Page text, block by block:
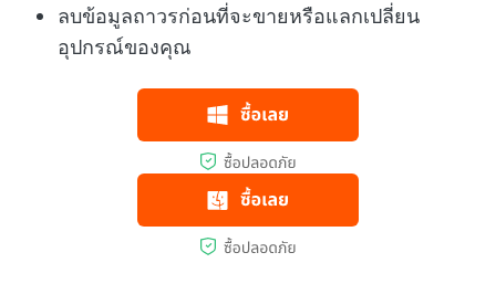
ลบข้อมูลถาวรก่อนที่จะขายหรือแลกเปลี่ยน
อุปกรณ์ของคุณ